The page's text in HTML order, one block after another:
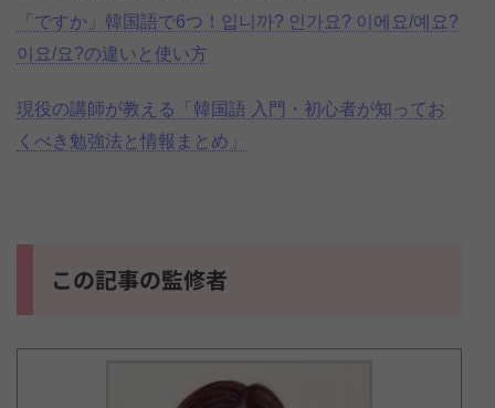
「ですか」韓国語で6つ！입니까? 인가요? 이에요/예요?
이요/요?の違いと使い方
現役の講師が教える「韓国語 入門・初心者が知ってお
くべき勉強法と情報まとめ」
この記事の監修者